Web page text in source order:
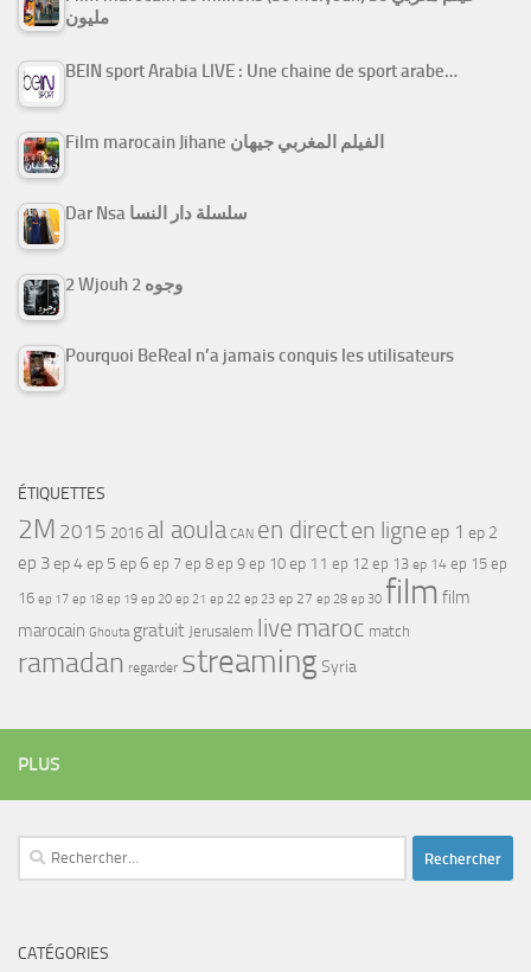
مليون
BEIN sport Arabia LIVE : Une chaine de sport arabe…
Film marocain Jihane الفيلم المغربي جيهان
Dar Nsa سلسلة دار النسا
2 Wjouh 2 وجوه
Pourquoi BeReal n’a jamais conquis les utilisateurs
ÉTIQUETTES
2M 2015 2016 al aoula CAN en directen ligne ep 1 ep 2
ep 3ep 4ep 5 ep 6 ep 7 ep 8 ep 9 ep 10 ep 11 ep 12 ep 13 ep 14 ep 15 ep
16 ep 17 ep 18 ep 19 ep 20 ep 21 ep 22 ep 23 ep 27 ep 28 ep 30 film film
marocain Ghouta gratuit Jerusalem live maroc match
ramadan regarder streamingSyria
PLUS
Rechercher :
CATÉGORIES